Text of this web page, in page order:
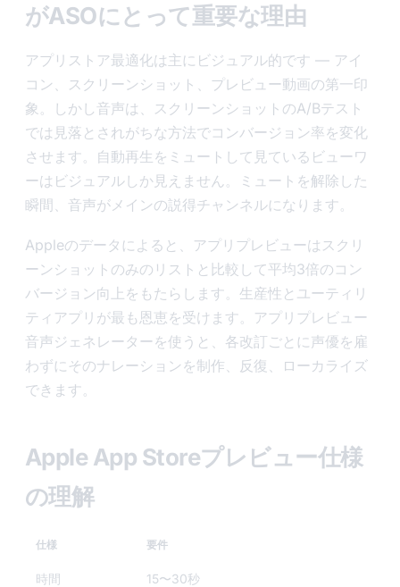
がASOにとって重要な理由
アプリストア最適化は主にビジュアル的です — アイ
コン、スクリーンショット、プレビュー動画の第一印
象。しかし音声は、スクリーンショットのA/Bテスト
では見落とされがちな方法でコンバージョン率を変化
させます。自動再生をミュートして見ているビューワ
ーはビジュアルしか見えません。ミュートを解除した
瞬間、音声がメインの説得チャンネルになります。
Appleのデータによると、アプリプレビューはスクリ
ーンショットのみのリストと比較して平均3倍のコン
バージョン向上をもたらします。生産性とユーティリ
ティアプリが最も恩恵を受けます。アプリプレビュー
音声ジェネレーターを使うと、各改訂ごとに声優を雇
わずにそのナレーションを制作、反復、ローカライズ
できます。
Apple App Storeプレビュー仕様
の理解
仕様 要件
時間 15〜30秒